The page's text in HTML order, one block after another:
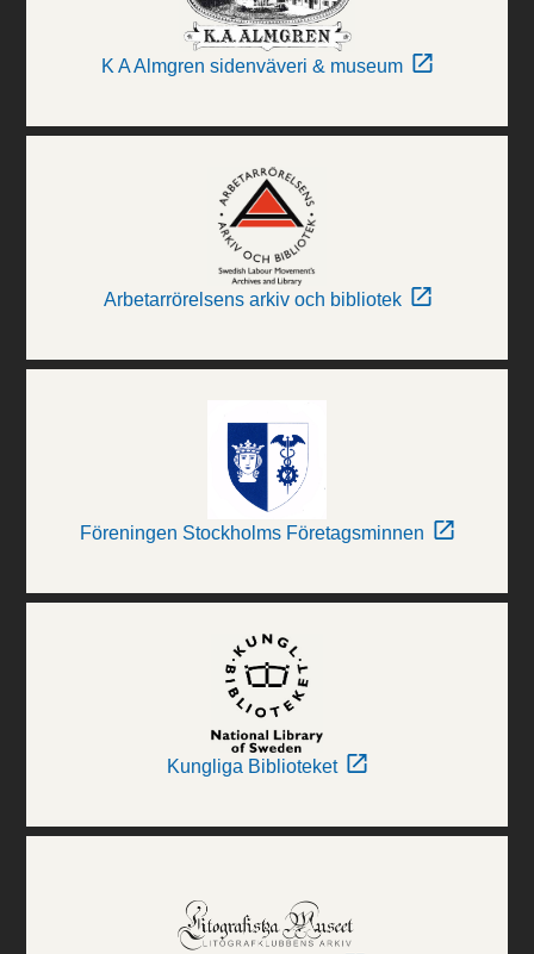
K A Almgren sidenväveri & museum
Arbetarrörelsens arkiv och bibliotek
Föreningen Stockholms Företagsminnen
Kungliga Biblioteket